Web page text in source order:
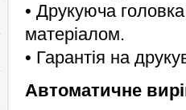
• Друкуюча
матеріалом.
• Гарантія на
Автоматичне